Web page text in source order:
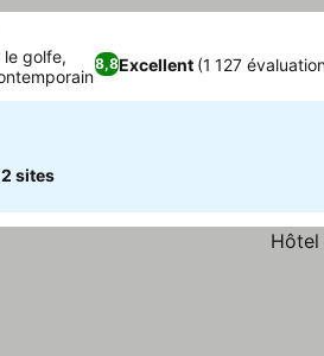
8,8Excellent (1 127
le golfe,
2 sites